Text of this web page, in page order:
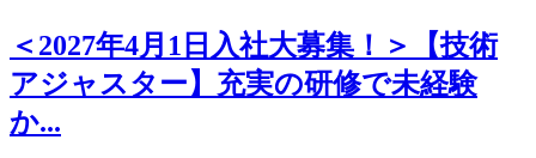
＜2027年4月1日入社大募集！＞【技術
アジャスター】充実の研修で未経験
か...